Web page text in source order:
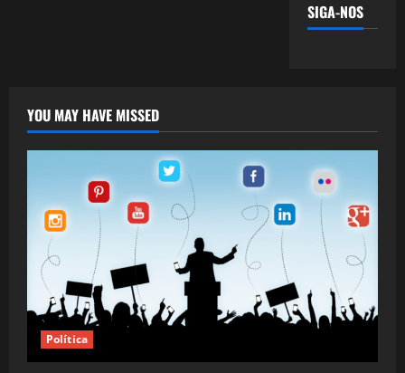
SIGA-NOS
YOU MAY HAVE MISSED
Política